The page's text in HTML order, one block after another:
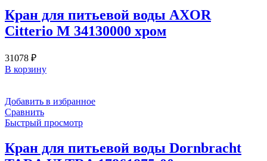
Кран для питьевой воды AXOR
Citterio M 34130000 хром
31078 ₽
В корзину
Добавить в избранное
Сравнить
Быстрый просмотр
Кран для питьевой воды Dornbracht